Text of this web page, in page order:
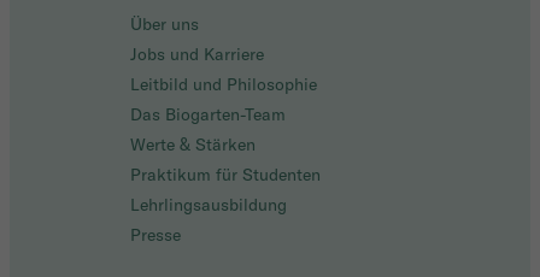
Über uns
Jobs und Karriere
Leitbild und Philosophie
Das Biogarten-Team
Werte & Stärken
Praktikum für Studenten
Lehrlingsausbildung
Presse